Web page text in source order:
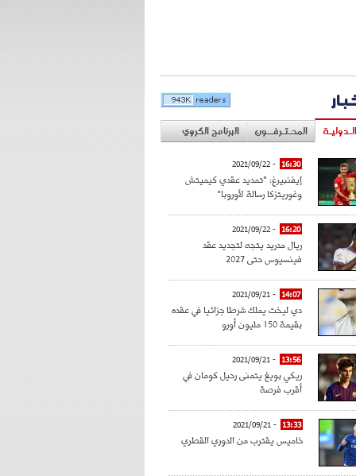
المحـتـرفــون البرنامج الكروي
16:30
- 2021/09/22
إيفنبيرغ: "تمديد عقدي كيميتش
وغوريتزكا رسالة لأوروبا"
16:20
- 2021/09/22
ريال مدريد يتجه لتجديد عقد
فينسيوس حتى 2027
14:07
- 2021/09/21
دي ليخت يملك شرطا جزائيا في عقده
بقيمة 150 مليون أورو
13:56
- 2021/09/21
ريكي بويغ يتمنى رحيل كومان في
أقرب فرصة
13:33
- 2021/09/21
خاميس يقترب من الدوري القطري